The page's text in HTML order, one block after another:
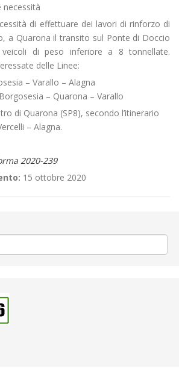
necessità
di effettuare dei lavori di rinforzo di
a Quarona il transito sul Ponte di Doccio
di peso inferiore a 8 tonnellate.
delle Linee:
– Varallo – Alagna
– Quarona – Varallo
di Quarona (SP8), secondo l’itinerario
– Alagna.
2020-239
15 ottobre 2020